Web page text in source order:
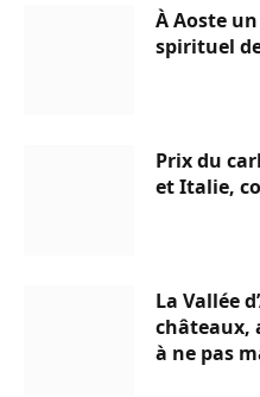
À Aoste
spirituel
Prix du
et Italie,
La Vallée
châteaux,
à ne pas